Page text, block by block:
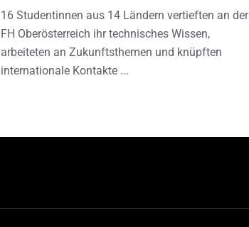
16 Studentinnen aus 14 Ländern vertieften an der
FH Oberösterreich ihr technisches Wissen,
arbeiteten an Zukunftsthemen und knüpften
internationale Kontakte